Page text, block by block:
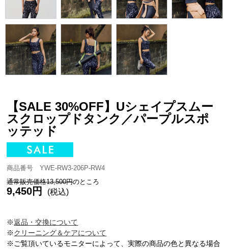
【SALE 30%OFF】Uシェイプスムー
スクロップドタンク／パープルスポ
ッテッド
商品番号 YWE-RW3-206P-RW4
通常販売価格13,500円のところ
9,450円 (税込)
※返品・交換について
※クリーニング＆ケアについて
※ご覧頂いているモニターによって、実際の商品の色と異なる場合